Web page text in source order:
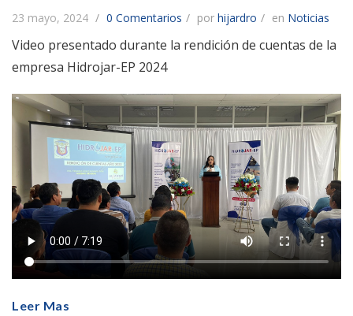
23 mayo, 2024 0 Comentarios por hijardro en Noticias
Video presentado durante la rendición de cuentas de la
empresa Hidrojar-EP 2024
Leer Mas